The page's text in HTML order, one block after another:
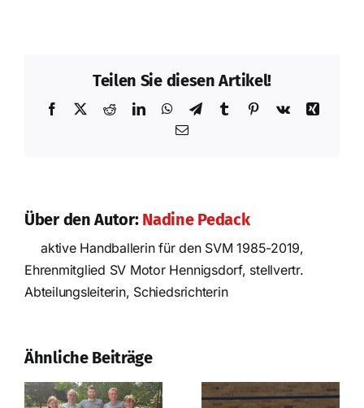
Teilen Sie diesen Artikel!
Facebook RedditLinkedInWhatsApp
TelegramTumblrPinterestVk
Xing
E-
Über den Autor: Nadine Pedack
aktive Handballerin für den SVM 1985-2019,
Ehrenmitglied SV Motor Hennigsdorf, stellvertr.
Abteilungsleiterin, Schiedsrichterin
Ähnliche Beiträge
Prüfungswochenende
in Strausberg!
Nach der
Saison ist vor